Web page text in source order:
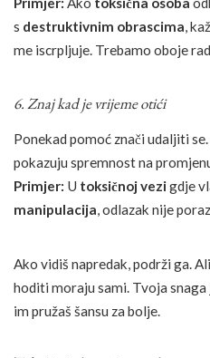
s destruktivnim obrascima,
me iscrpljuje. Trebamo oboje
6. Znaj kad je vrijeme otići
Ponekad pomoć znači udaljiti
pokazuju spremnost na
Primjer: U toksičnoj vezigdje
manipulacija, odlazak nije
Ako vidiš napredak, podrži ga.
hoditi moraju sami. Tvoja
im pružaš šansu za bolje.